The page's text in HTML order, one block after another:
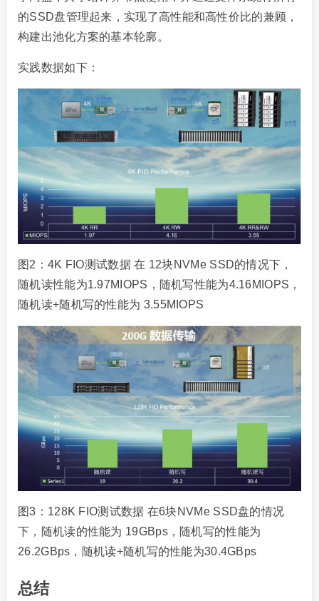
的SSD盘管理起来，实现了高性能和高性价比的兼顾，
构建出池化方案的基本轮廓。
实践数据如下：
图2：4K FIO测试数据 在 12块NVMe SSD的情况下，
随机读性能为1.97MIOPS，随机写性能为4.16MIOPS，
随机读+随机写的性能为 3.55MIOPS
图3：128K FIO测试数据 在6块NVMe SSD盘的情况
下，随机读的性能为 19GBps，随机写的性能为
26.2GBps，随机读+随机写的性能为30.4GBps
总结